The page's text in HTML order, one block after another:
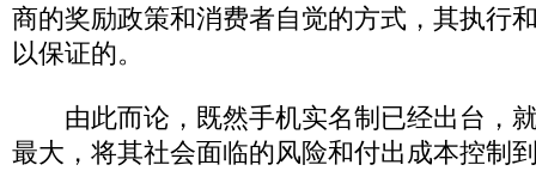
商的奖励政策和消费者自觉的方式，其执行
以保证的。
由此而论，既然手机实名制已经出台，
最大，将其社会面临的风险和付出成本控制